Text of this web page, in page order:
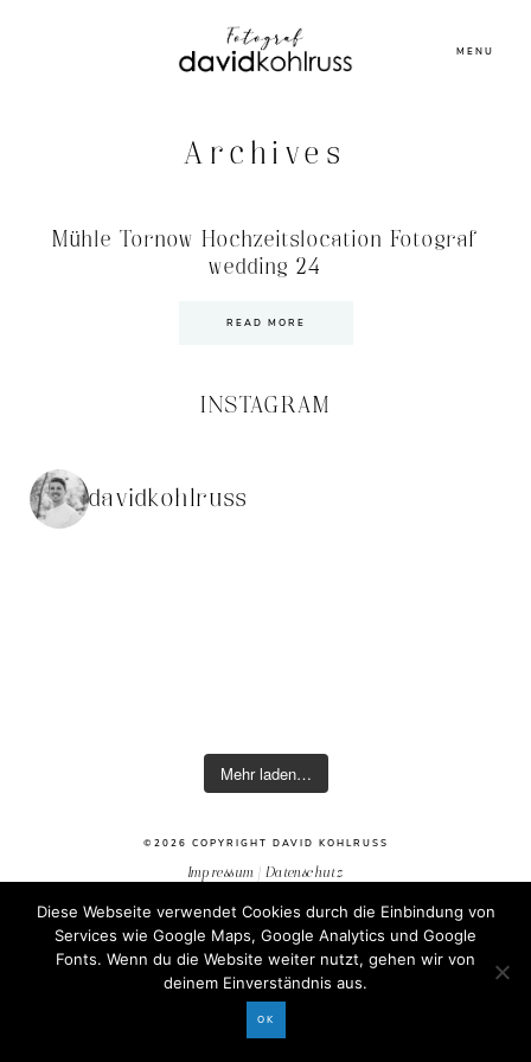
MENU
Archives
Mühle Tornow Hochzeitslocation Fotograf
wedding 24
READ MORE
INSTAGRAM
davidkohlruss
Mehr laden…
©2026 COPYRIGHT DAVID KOHLRUSS
Impressum | Datenschutz
Diese Webseite verwendet Cookies durch die Einbindung von
Services wie Google Maps, Google Analytics und Google
Fonts. Wenn du die Website weiter nutzt, gehen wir von
deinem Einverständnis aus.
OK